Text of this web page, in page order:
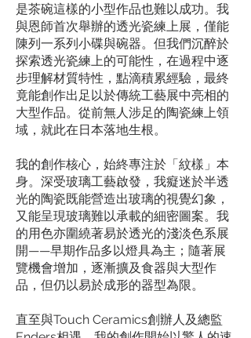
是茶碗這樣的小型作品也難以成功。我
與恩師首次舉辦的透光瓷練上展，僅能
陳列一系列小碟與碗器。但我們沉醉於
探索透光瓷練上的可能性，在過程中逐
步理解材質特性，點滴積累經驗，最終
竟能創作出足以於傳統工藝展中亮相的
大型作品。從前無人涉足的陶瓷練上領
域，就此在日本落地生根。
我的創作核心，始終專注於「紋樣」本
身。深受玻璃工藝啟發，我癡迷於半透
光的陶瓷既能營造出玻璃的視覺幻象，
又能呈現玻璃難以承載的細密圖案。我
的用色亦圍繞著易於透光的淺淡色系展
開——早期作品多以燈具為主；隨著展
覽機會增加，逐漸擴及食器與大型作
品，但仍以易於成形的器型為限。
直至與Touch Ceramics創辦人及總監